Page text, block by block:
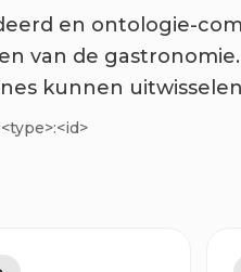
en ontologie-
van de
kunnen